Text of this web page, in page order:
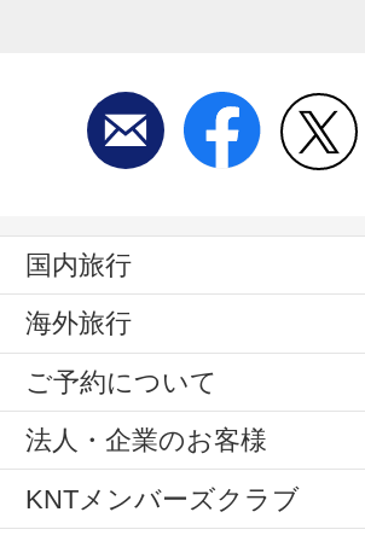
国内旅行
海外旅行
ご予約について
法人・企業のお客様
KNTメンバーズクラブ